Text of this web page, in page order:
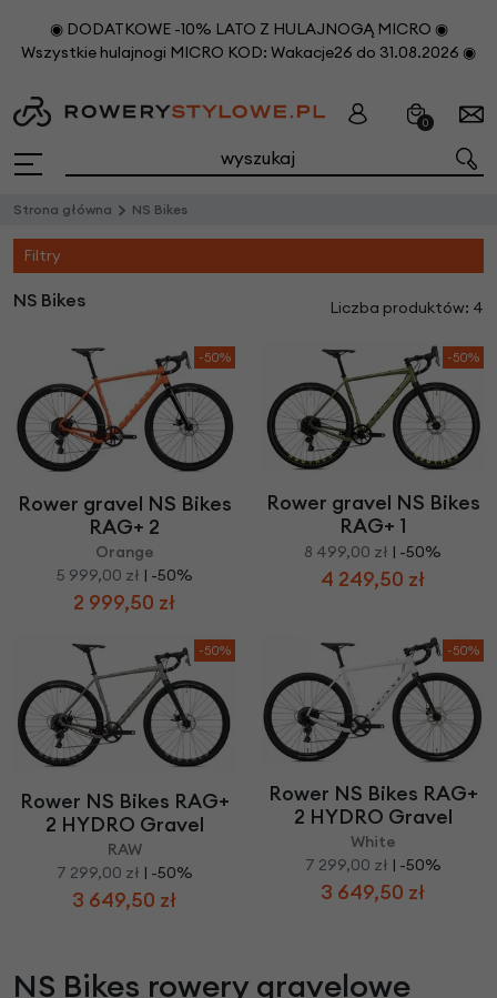
◉ DODATKOWE -10% LATO Z HULAJNOGĄ MICRO ◉
Wszystkie hulajnogi MICRO KOD: Wakacje26 do 31.08.2026 ◉
0
Strona główna NS Bikes
Filtry
NS Bikes Liczba produktów: 4
-50%
Rower gravel NS Bikes
RAG+ 2
Orange
5 999,00 zł | -50%
2 999,50 zł
-50%
Rower gravel NS Bikes
RAG+ 1
8 499,00 zł | -50%
4 249,50 zł
-50%
Rower NS Bikes RAG+
2 HYDRO Gravel
RAW
7 299,00 zł | -50%
3 649,50 zł
-50%
Rower NS Bikes RAG+
2 HYDRO Gravel
White
7 299,00 zł | -50%
3 649,50 zł
​NS Bikes rowery gravelowe